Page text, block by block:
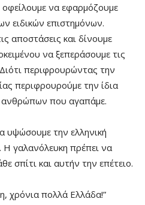
να εφαρμόζουμε
ειδικών επιστημόνων.
αποστάσεις και δίνουμε
να ξεπεράσουμε τις
περιφρουρώντας την
περιφρουρούμε την ίδια
ανθρώπων που αγαπάμε.
υψώσουμε την ελληνική
Η γαλανόλευκη πρέπει να
σπίτι και αυτήν την επέτειο.
χρόνια πολλά Ελλάδα!”